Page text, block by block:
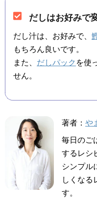
だしはお好みで
だし汁は、お好みで、
もちろん良いです。
また、 だしパック を使
せん。
著者： や
毎日のご
するレシ
シンプル
しくなる
す。